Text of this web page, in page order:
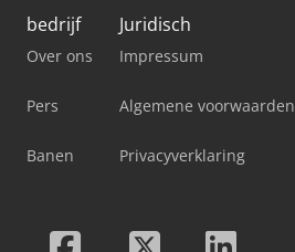
bedrijf
Over ons
Pers
Banen
Juridisch
Impressum
Algemene voorwaarden
Privacyverklaring